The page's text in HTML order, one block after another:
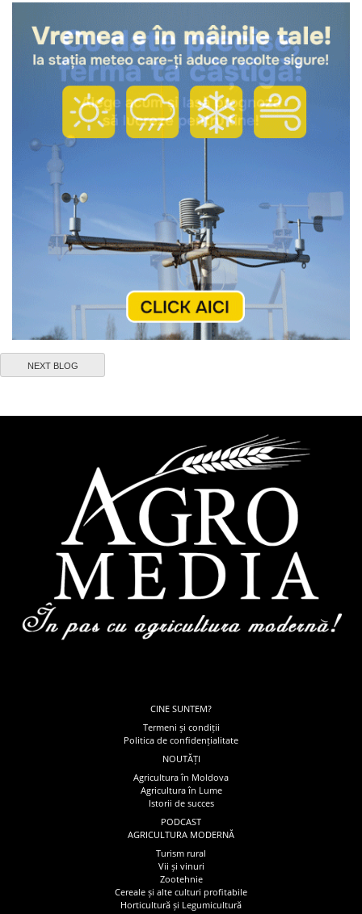
NEXT BLOG
CINE SUNTEM?
Termeni și condiții
Politica de confidențialitate
NOUTĂȚI
Agricultura în Moldova
Agricultura în Lume
Istorii de succes
PODCAST
AGRICULTURA MODERNĂ
Turism rural
Vii și vinuri
Zootehnie
Cereale și alte culturi profitabile
Horticultură și Legumicultură